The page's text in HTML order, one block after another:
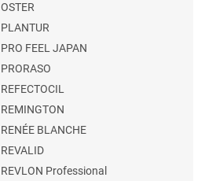
OSTER
PLANTUR
PRO FEEL JAPAN
PRORASO
REFECTOCIL
REMINGTON
RENÉE BLANCHE
REVALID
REVLON Professional